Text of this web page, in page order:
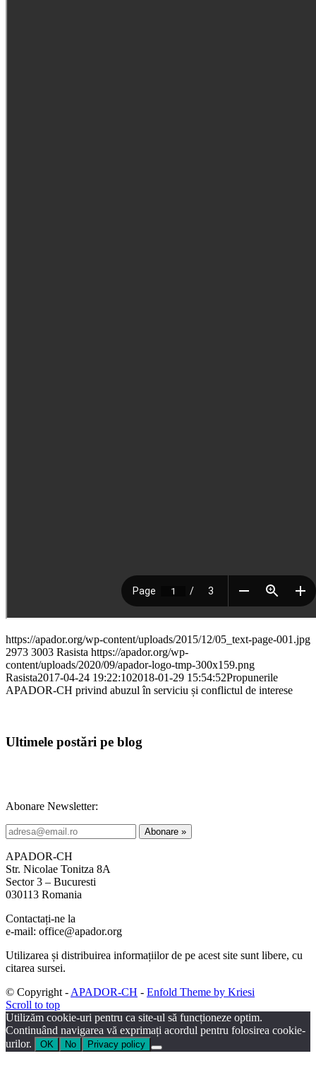
https://apador.org/wp-content/uploads/2015/12/05_text-page-001.jpg
2973 3003 Rasista https://apador.org/wp-
content/uploads/2020/09/apador-logo-tmp-300x159.png
Rasista2017-04-24 19:22:102018-01-29 15:54:52Propunerile
APADOR-CH privind abuzul în serviciu și conflictul de interese
Ultimele postări pe blog
Abonare Newsletter:
APADOR-CH
Str. Nicolae Tonitza 8A
Sector 3 – Bucuresti
030113 Romania
Contactați-ne la
e-mail: office@apador.org
Utilizarea și distribuirea informațiilor de pe acest site sunt libere, cu
citarea sursei.
© Copyright - APADOR-CH - Enfold Theme by Kriesi
Scroll to top
Utilizăm cookie-uri pentru ca site-ul să funcționeze optim.
Continuând navigarea vă exprimați acordul pentru folosirea cookie-
urilor.
OK No Privacy policy